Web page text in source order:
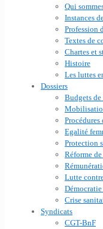
Qui
Instances
Profession
Textes de
Chartes et
Histoire
Les luttes
Dossiers
Budgets
Egalité
Protection
Réforme
Lutte
Crise
Syndicats
CGT-BnF